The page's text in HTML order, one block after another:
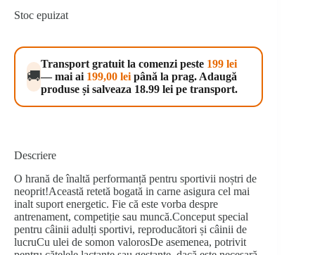
Stoc epuizat
🚚
Transport gratuit la comenzi peste 199 lei
— mai ai 199,00 lei până la prag. Adaugă
produse și salveaza 18.99 lei pe transport.
Descriere
O hrană de înaltă performanță pentru sportivii noștri de
neoprit!Această retetă bogată in carne asigura cel mai
inalt suport energetic. Fie că este vorba despre
antrenament, competiție sau muncă.Conceput special
pentru câinii adulți sportivi, reproducători și câinii de
lucru Cu ulei de somon valorosDe asemenea, potrivit